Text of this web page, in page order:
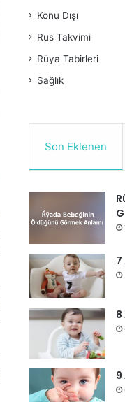
Konu Dışı
Rus Takvimi
Rüya Tabirleri
Sağlık
Son Eklenen
7
8
9